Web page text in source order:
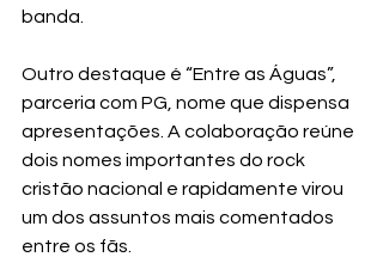
banda.
Outro destaque é “Entre as Águas”,
parceria com PG, nome que dispensa
apresentações. A colaboração reúne
dois nomes importantes do rock
cristão nacional e rapidamente virou
um dos assuntos mais comentados
entre os fãs.